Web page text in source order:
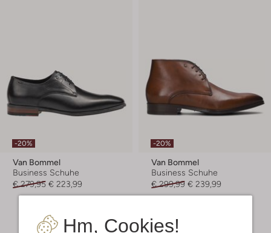
Hm, Cookies!
-20%
Van Bommel
Business Schuhe
€ 279,95 € 223,99
-20%
Van Bommel
Business Schuhe
€ 299,99 € 239,99